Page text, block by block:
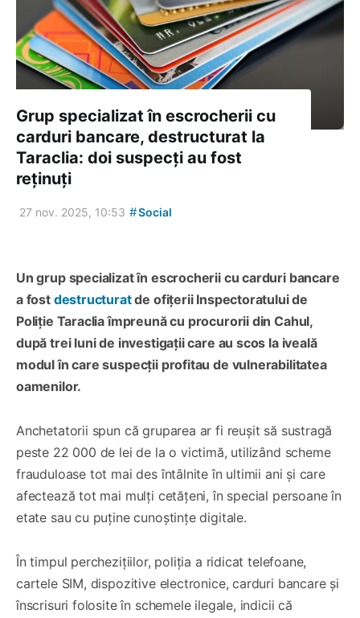
Grup specializat în escrocherii cu
carduri bancare, destructurat la
Taraclia: doi suspecți au fost
reținuți
27 nov. 2025, 10:53 #Social
Un grup specializat în escrocherii cu carduri bancare
a fost destructuratde ofițerii Inspectoratului de
Poliție Taraclia împreună cu procurorii din Cahul,
după trei luni de investigații care au scos la iveală
modul în care suspecții profitau de vulnerabilitatea
oamenilor.
Anchetatorii spun că gruparea ar fi reușit să sustragă
peste 22 000 de lei de la o victimă, utilizând scheme
frauduloase tot mai des întâlnite în ultimii ani și care
afectează tot mai mulți cetățeni, în special persoane în
etate sau cu puține cunoștințe digitale.
În timpul perchezițiilor, poliția a ridicat telefoane,
cartele SIM, dispozitive electronice, carduri bancare și
înscrisuri folosite în schemele ilegale, indicii că